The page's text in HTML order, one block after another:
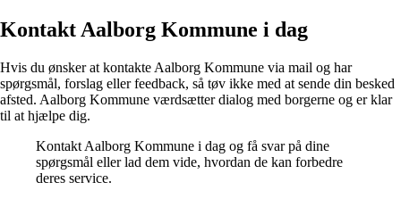
Kontakt Aalborg Kommune i dag
Hvis du ønsker at kontakte Aalborg Kommune via mail og har
spørgsmål, forslag eller feedback, så tøv ikke med at sende din besked
afsted. Aalborg Kommune værdsætter dialog med borgerne og er klar
til at hjælpe dig.
Kontakt Aalborg Kommune i dag og få svar på dine
spørgsmål eller lad dem vide, hvordan de kan forbedre
deres service.